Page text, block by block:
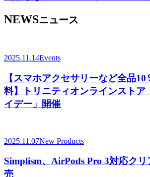
NEWSニュース
2025.11.14Events
【スマホアクセサリーなど全品
料】トリニティオンラインストア
イデー」開催
2025.11.07New Products
Simplism、AirPods Pro 3対応ク
売